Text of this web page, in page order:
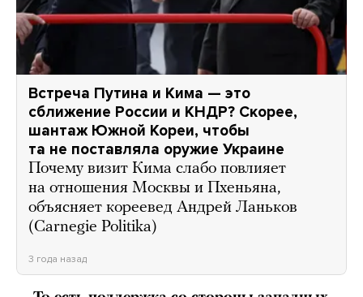
Встреча Путина и Кима — это
сближение России и КНДР? Скорее,
шантаж Южной Кореи, чтобы
та не поставляла оружие Украине
Почему визит Кима слабо повлияет
на отношения Москвы и Пхеньяна,
объясняет кореевед Андрей Ланьков
(Carnegie Politika)
3 года назад